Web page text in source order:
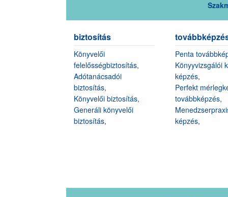
biztosítás
Könyvelői
felelősségbiztosítás,
Adótanácsadói
biztosítás,
Könyvelői biztosítás,
Generáli könyvelői
biztosítás,
Penta
Könyyvizsgálói
képzés,
Perfekt
továbbképzés,
képzés,